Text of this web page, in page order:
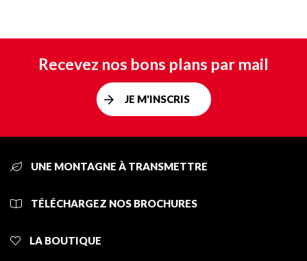
Recevez nos bons plans par mail
JE M'INSCRIS
UNE MONTAGNE À TRANSMETTRE
TÉLÉCHARGEZ NOS BROCHURES
LA BOUTIQUE